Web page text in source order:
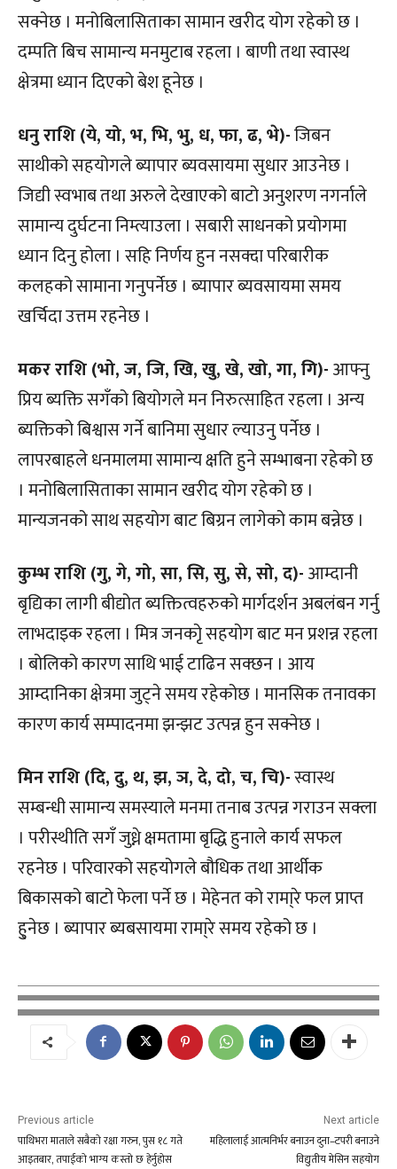
सक्नेछ । मनोबिलासिताका सामान खरीद योग रहेको छ ।
दम्पति बिच सामान्य मनमुटाब रहला । बाणी तथा स्वास्थ
क्षेत्रमा ध्यान दिएको बेश हूनेछ ।
धनु राशि (ये, यो, भ, भि, भु, ध, फा, ढ, भे)-जिबन
साथीको सहयोगले ब्यापार ब्यवसायमा सुधार आउनेछ ।
जिद्यी स्वभाब तथा अरुले देखाएको बाटो अनुशरण नगर्नाले
सामान्य दुर्घटना निम्त्याउला । सबारी साधनको प्रयोगमा
ध्यान दिनु होला । सहि निर्णय हुन नसक्दा परिबारीक
कलहको सामाना गनुपर्नेछ । ब्यापार ब्यवसायमा समय
खर्चिदा उत्तम रहनेछ ।
मकर राशि (भो, ज, जि, खि, खु, खे, खो, गा, गि)-आफ्नु
प्रिय ब्यक्ति सगँको बियोगले मन निरुत्साहित रहला । अन्य
ब्यक्तिको बिश्वास गर्ने बानिमा सुधार ल्याउनु पर्नेछ ।
लापरबाहले धनमालमा सामान्य क्षति हुने सम्भाबना रहेको छ
। मनोबिलासिताका सामान खरीद योग रहेको छ ।
मान्यजनको साथ सहयोग बाट बिग्रन लागेको काम बन्नेछ ।
कुम्भ राशि (गु, गे, गो, सा, सि, सु, से, सो, द)-आम्दानी
बृद्यिका लागी बीद्योत ब्यक्तित्वहरुको मार्गदर्शन अबलंबन गर्नु
लाभदाइक रहला । मित्र जनकोृ सहयोग बाट मन प्रशन्न रहला
। बोलिको कारण साथि भाई टाढिन सक्छन । आय
आम्दानिका क्षेत्रमा जुट्ने समय रहेकोछ । मानसिक तनावका
कारण कार्य सम्पादनमा झन्झट उत्पन्न हुन सक्नेछ ।
मिन राशि (दि, दु, थ, झ, ञ, दे, दो, च, चि)-स्वास्थ
सम्बन्धी सामान्य समस्याले मनमा तनाब उत्पन्न गराउन सक्ला
। परीस्थीति सगँ जुध्ने क्षमतामा बृद्धि हुनाले कार्य सफल
रहनेछ । परिवारको सहयोगले बौधिक तथा आर्थीक
बिकासको बाटो फेला पर्ने छ । मेहेनत को रामा्रे फल प्राप्त
हु्नेछ । ब्यापार ब्यबसायमा रामा्रे समय रहेको छ ।
Previous article
पाथिभरा माताले सबैको रक्षा गरुन, पुस १८ गते
आइतबार, तपाईको भाग्य कस्तो छ हेर्नुहोस
Next article
महिलालाई आत्मनिर्भर बनाउन दुना–टपरी बनाउने
विद्युतीय मेसिन सहयोग